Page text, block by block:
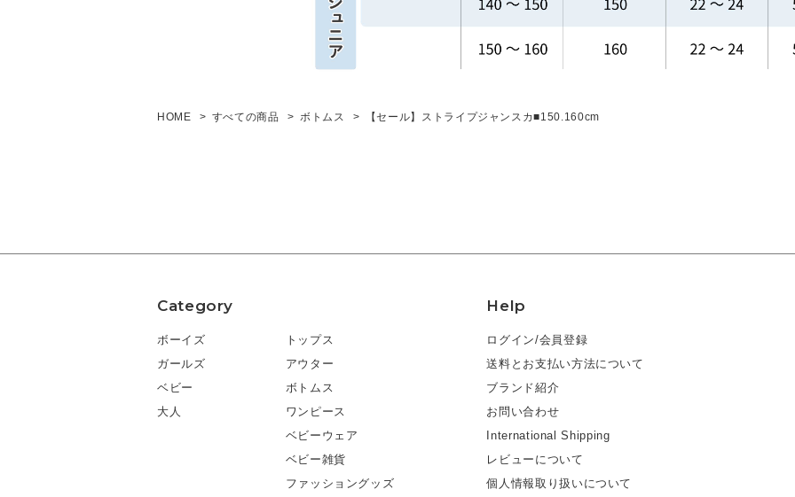
HOME すべての商品 ボトムス 【セール】ストライプジャンスカ■150.160cm
Category
ボーイズ
ガールズ
ベビー
大人
トップス
アウター
ボトムス
ワンピース
ベビーウェア
ベビー雑貨
ファッショングッズ
Help
ログイン/会員登録
送料とお支払い方法について
ブランド紹介
お問い合わせ
International Shipping
レビューについて
個人情報取り扱いについて